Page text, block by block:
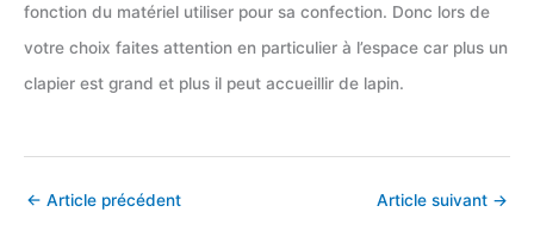
fonction du matériel utiliser pour sa confection. Donc lors de
votre choix faites attention en particulier à l’espace car plus un
clapier est grand et plus il peut accueillir de lapin.
← Article précédent Article suivant →